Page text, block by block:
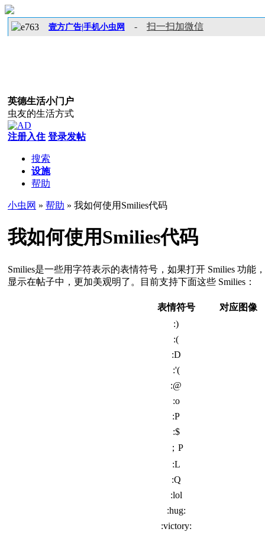
壹方广告|手机小虫网 - 扫一扫加微信
英德生活小门户
虫友的生活方式
注册入住 登录发帖
搜索
设施
帮助
小虫网 » 帮助 » 我如何使用Smilies代码
我如何使用Smilies代码
Smilies是一些用字符表示的表情符号，如果打开 Smilies 功能
显示在帖子中，更加美观明了。目前支持下面这些 Smilies：
表情符号
对应图像
:)
:(
:D
:'(
:@
:o
:P
:$
；P
:L
:Q
:lol
:hug:
:victory: